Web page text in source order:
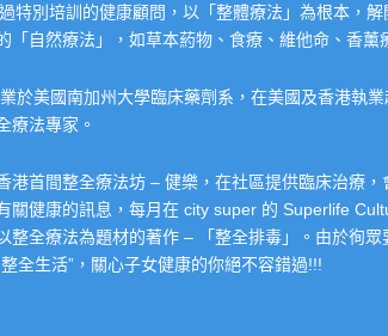
特別培訓的健康顧問，以「整體療法」為根本，
「自然療法」，如草本葯物、食療、維他命、香薰
於美國南加州大學臨床藥劑系，在美國及香港執
療法專家。
港首間整全療法坊 – 健樂，在社區提供臨床治療
關健康的訊息，每月在 city super 的 Superlife
整全療法為題材的著作 – 「整全排毒」。由於徇
全生活”，關心子女健康的你絕不容錯過!!!